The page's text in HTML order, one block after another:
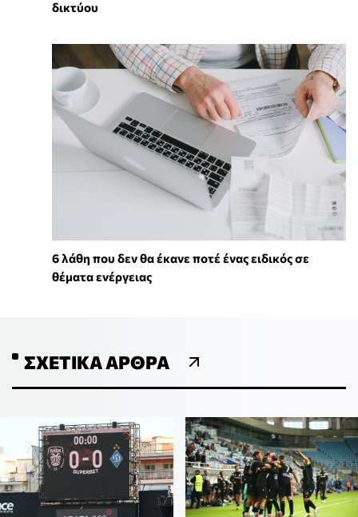
δικτύου
6 λάθη που δεν θα έκανε ποτέ ένας ειδικός σε
θέματα ενέργειας
ΣΧΕΤΙΚΆ ΆΡΘΡΑ